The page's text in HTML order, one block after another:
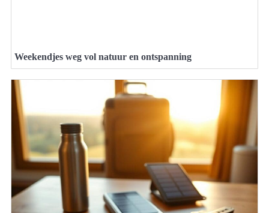
Weekendjes weg vol natuur en ontspanning